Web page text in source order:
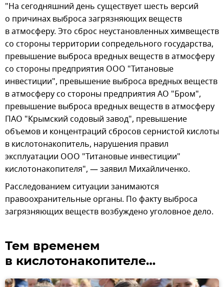
"На сегодняшний день существует шесть версий
о причинах выброса загрязняющих веществ
в атмосферу. Это сброс неустановленных химвеществ
со стороны территории сопредельного государства,
превышение выброса вредных веществ в атмосферу
со стороны предприятия ООО "Титановые
инвестиции", превышение выброса вредных веществ
в атмосферу со стороны предприятия АО "Бром",
превышение выброса вредных веществ в атмосферу
ПАО "Крымский содовый завод", превышение
объемов и концентраций сбросов сернистой кислоты
в кислотонакопитель, нарушения правил
эксплуатации ООО "Титановые инвестиции"
кислотонакопителя", — заявил Михайличенко.
Расследованием ситуации занимаются
правоохранительные органы. По факту выброса
загрязняющих веществ возбуждено уголовное дело.
Тем временем
в кислотонакопителе…